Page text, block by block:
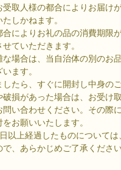
受取人様の都合によりお届け
しかねます。
合によりお礼の品の消費期限
ていただきます。
な場合は、当自治体の別のお
ます。
したら、すぐに開封し中身の
破損があった場合は、お受け
い合わせください。その際
お願いいたします。
以上経過したものについて
、あらかじめご了承ください